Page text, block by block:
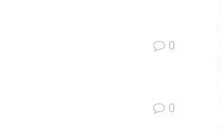
0
0